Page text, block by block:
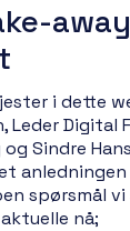
i dette
Leder Digital
Sindre
spørsmål
nå;